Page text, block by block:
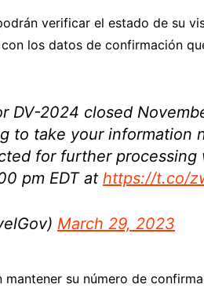
verificar el estado de su
los datos de confirmación
DV-2024 closed
to take your information
for further processing
pm EDT at https://t.co/
March 29, 2023
su número de